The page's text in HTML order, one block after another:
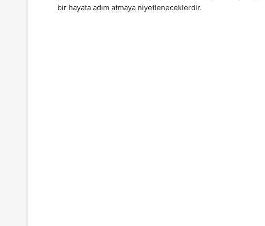
bir hayata adım atmaya niyetleneceklerdir.